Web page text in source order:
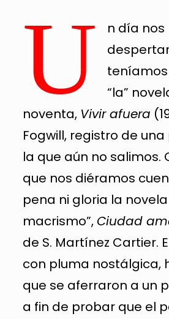
U
n día nos
“la”
noventa, Vivir afuera
Fogwill, registro de
la que aún no salimos.
que nos diéramos
pena ni gloria la novela
macrismo”, Ciudad
de S. Martínez Cartier.
con pluma nostálgica,
que se aferraron a un
a fin de probar que el